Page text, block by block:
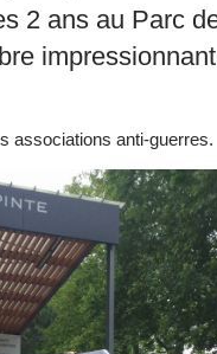
2 ans au Parc
associations anti-guerres.